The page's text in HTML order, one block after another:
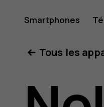
Smartphones
Tous les